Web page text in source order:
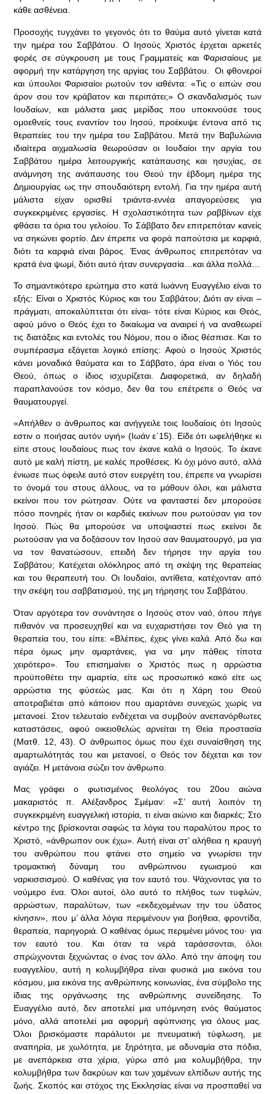
κάθε ασθένεια.
Προσοχής τυγχάνει το γεγονός ότι το θαύμα αυτό γίνεται κατά
την ημέρα του Σαββάτου. Ο Ιησούς Χριστός έρχεται αρκετές
φορές σε σύγκρουση με τους Γραμματείς και Φαρισαίους με
αφορμή την κατάργηση της αργίας του Σαββάτου. Οι φθονεροί
και ύπουλοι Φαρισαίοι ρωτούν τον ιαθέντα: «Τις ο ειπών σου
άρον σου τον κράβατον και περιπάτει;» Ο σκανδαλισμός των
Ιουδαίων, και μάλιστα μιας μερίδας που υποκινούσε τους
ομοεθνείς τους εναντίον του Ιησού, προέκυψε έντονα από τις
θεραπείες του την ημέρα του Σαββάτου. Μετά την Βαβυλώνια
ιδιαίτερα αιχμαλωσία θεωρούσαν οι Ιουδαίοι την αργία του
Σαββάτου ημέρα λειτουργικής κατάπαυσης και ησυχίας, σε
ανάμνηση της ανάπαυσης του Θεού την έβδομη ημέρα της
Δημιουργίας ως την σπουδαιότερη εντολή. Για την ημέρα αυτή
μάλιστα είχαν ορισθεί τριάντα-εννέα απαγορεύσεις για
συγκεκριμένες εργασίες. Η σχολαστικότητα των ραββίνων είχε
φθάσει τα όρια του γελοίου. Το Σάββατο δεν επιτρεπόταν κανείς
να σηκώνει φορτίο. Δεν έπρεπε να φορά παπούτσια με καρφιά,
διότι τα καρφιά είναι βάρος. Ένας άνθρωπος επιτρεπόταν να
κρατά ένα ψωμί, διότι αυτό ήταν συνεργασία…και άλλα πολλά…
Το σημαντικότερο ερώτημα στο κατά Ιωάννη Ευαγγέλιο είναι το
εξής: Είναι ο Χριστός Κύριος και του Σαββάτου; Διότι αν είναι –
πράγματι, αποκαλύπτεται ότι είναι- τότε είναι Κύριος και Θεός,
αφού μόνο ο Θεός έχει το δικαίωμα να αναιρεί ή να αναθεωρεί
τις διατάξεις και εντολές του Νόμου, που ο ίδιος θέσπισε. Και το
συμπέρασμα εξάγεται λογικό επίσης: Αφού ο Ιησούς Χριστός
κάνει μοναδικά θαύματα και το Σάββατο, άρα είναι ο Υιός του
Θεού, όπως ο ίδιος ισχυρίζεται. Διαφορετικά, αν δηλαδή
παραπλανούσε τον κόσμο, δεν θα του επέτρεπε ο Θεός να
θαυματουργεί.
«Απήλθεν ο άνθρωπος και ανήγγειλε τοις Ιουδαίοις ότι Ιησούς
εστιν ο ποιήσας αυτόν υγιή» (Ιωάν ε΄15). Είδε ότι ωφελήθηκε κι
είπε στους Ιουδαίους πως τον έκανε καλά ο Ιησούς. Το έκανε
αυτό με καλή πίστη, με καλές προθέσεις. Κι όχι μόνο αυτό, αλλά
ένιωσε πως όφειλε αυτό στον ευεργέτη του, έπρεπε να γνωρίσει
το όνομά του στους άλλους, να το μάθουν όλοι, και μάλιστα
εκείνοι που τον ρώτησαν. Ούτε να φανταστεί δεν μπορούσε
πόσο πονηρές ήταν οι καρδιές εκείνων που ρωτούσαν για τον
Ιησού. Πώς θα μπορούσε να υποψιαστεί πως εκείνοι δε
ρωτούσαν για να δοξάσουν τον Ιησού σαν θαυματουργό, μα για
να τον θανατώσουν, επειδή δεν τήρησε την αργία του
Σαββάτου; Κατέχεται ολόκληρος από τη σκέψη της θεραπείας
και του θεραπευτή του. Οι Ιουδαίοι, αντίθετα, κατέχονταν από
την σκέψη του σαββατισμού, της μη τήρησης του Σαββάτου.
Όταν αργότερα τον συνάντησε ο Ιησούς στον ναό, όπου πήγε
πιθανόν να προσευχηθεί και να ευχαριστήσει τον Θεό για τη
θεραπεία του, του είπε: «Βλέπεις, έχεις γίνει καλά. Από δω και
πέρα όμως μην αμαρτάνεις, για να μην πάθεις τίποτα
χειρότερο». Του επισημαίνει ο Χριστός πως η αρρώστια
προϋποθέτει την αμαρτία, είτε ως προσωπικό κακό είτε ως
αρρώστια της φύσεώς μας. Και ότι η Χάρη του Θεού
αποτραβιέται από κάποιον που αμαρτάνει συνεχώς χωρίς να
μετανοεί. Στον τελευταίο ενδέχεται να συμβούν ανεπανόρθωτες
καταστάσεις, αφού οικειοθελώς αρνείται τη Θεία προστασία
(Ματθ. 12, 43). Ο άνθρωπος όμως που έχει συναίσθηση της
αμαρτωλότητάς του και μετανοεί, ο Θεός τον δέχεται και τον
αγιάζει. Η μετάνοια σώζει τον άνθρωπο.
Μας γράφει ο φωτισμένος θεολόγος του 20ου αιώνα
μακαριστός π. Αλέξανδρος Σμέμαν: «Σ’ αυτή λοιπόν τη
συγκεκριμένη ευαγγελική ιστορία, τι είναι αιώνιο και διαρκές; Στο
κέντρο της βρίσκονται σαφώς τα λόγια του παραλύτου προς το
Χριστό, «άνθρωπον ουκ έχω». Αυτή είναι στ’ αλήθεια η κραυγή
του ανθρώπου που φτάνει στο σημείο να γνωρίσει την
τρομακτική δύναμη του ανθρώπινου εγωισμού και
ναρκισσισμού. Ο καθένας για τον εαυτό του. Ψάχνοντας για το
νούμερο ένα. Όλοι αυτοί, όλο αυτό το πλήθος των τυφλών,
αρρώστων, παραλύτων, των «εκδεχομένων την του ύδατος
κίνησιν», που μ’ άλλα λόγια περιμένουν για βοήθεια, φροντίδα,
θεραπεία, παρηγοριά. Ο καθένας όμως περιμένει μόνος του· για
τον εαυτό του. Και όταν τα νερά ταράσσονται, όλοι
σπρώχνονται ξεχνώντας ο ένας τον άλλο. Από την άποψη του
ευαγγελίου, αυτή η κολυμβήθρα είναι φυσικά μια εικόνα του
κόσμου, μια εικόνα της ανθρώπινης κοινωνίας, ένα σύμβολο της
ίδιας της οργάνωσης της ανθρώπινης συνείδησης. Το
Ευαγγέλιο αυτό, δεν αποτελεί μια υπόμνηση ενός θαύματος
μόνο, αλλά αποτελεί μια αφορμή αφύπνισης για όλους μας.
Όλοι βρισκόμαστε παράλυτοι με πνευματική τύφλωση, με
αναπηρία, με χωλότητα, με ξηρότητα, με αδυναμία στα πόδια,
με ανεπάρκεια στα χέρια, γύρω από μια κολυμβήθρα, την
κολυμβήθρα των δακρύων και των χαμένων ελπίδων αυτής της
ζωής. Σκοπός και στόχος της Εκκλησίας είναι να προσπαθεί να